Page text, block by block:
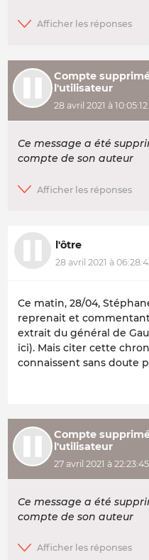
Compte
l'utilisateur
28 avril 2021 à 10:05:12
Ce message a été
compte de son auteur
l'ôtre
28 avril 2021 à
Ce matin, 28/04,
reprenait et
extrait du général de
ici). Mais citer cette
connaissent sans doute
Compte
l'utilisateur
27 avril 2021 à 22:23:45
Ce message a été
compte de son auteur